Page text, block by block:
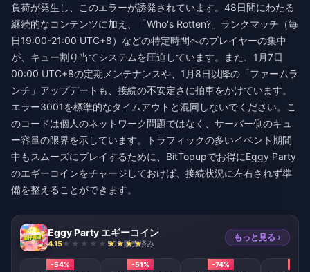
負荷が発生し、このエラーが誘発されています。48日間にわたる
継続的なコンテンツに加え、「Who's Rotten?」ランクマッチ（毎
日19:00-21:00 UTC+8）などの特定時間へのプレイヤーの集中
が、キュー割り当てシステムを圧迫しています。また、1月7日
00:00 UTC+8の定期メンテナンスや、1月8日以降の「ファームラ
ンチ」アップデートも、接続の不安定さに拍車をかけています。
エラー3001を標準的なタイムアウトと混同しないでください。こ
のコードは個人のネットワーク問題ではなく、サーバー側のキュ
ー容量の限界を示しています。トラフィックの多いイベント期間
中もスムーズにプレイするために、BitTopupでお得にEggy Party
のエギーコインをチャージ しておけば、接続状況に左右されず準
備を整えることができます。
Eggy Party エギーコイン
4.15 592 販売済み
もっと見る ›
-54% -51% -74%